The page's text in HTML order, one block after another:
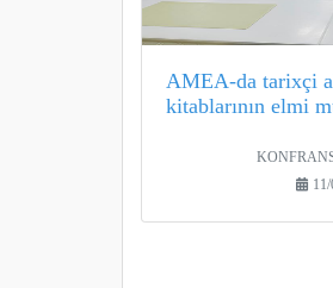
AMEA-da tarixçi
kitablarının elmi